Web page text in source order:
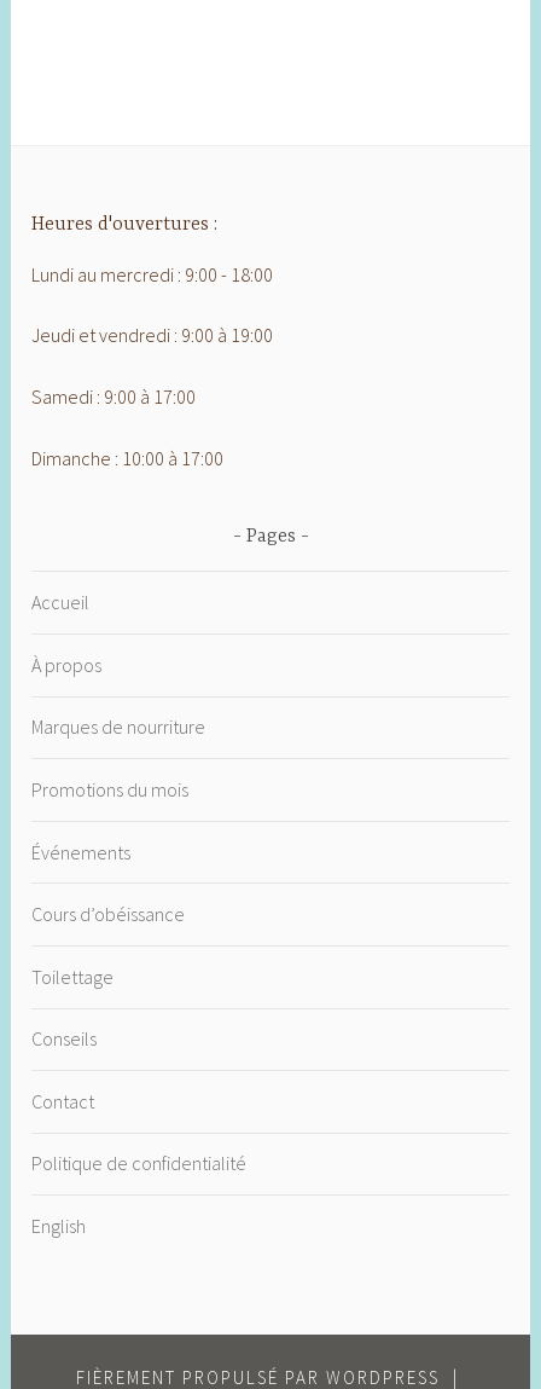
Heures d'ouvertures :
Lundi au mercredi : 9:00 - 18:00
Jeudi et vendredi : 9:00 à 19:00
Samedi : 9:00 à 17:00
Dimanche : 10:00 à 17:00
Pages
Accueil
À propos
Marques de nourriture
Promotions du mois
Événements
Cours d’obéissance
Toilettage
Conseils
Contact
Politique de confidentialité
English
FIÈREMENT PROPULSÉ PAR WORDPRESS |